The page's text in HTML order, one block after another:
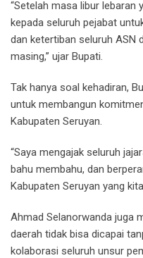
“Setelah masa libur lebaran
kepada seluruh pejabat
dan ketertiban seluruh ASN
masing,” ujar Bupati.
Tak hanya soal kehadiran,
untuk membangun
Kabupaten Seruyan.
“Saya mengajak seluruh
bahu membahu, dan
Kabupaten Seruyan yang
Ahmad Selanorwanda juga
daerah tidak bisa dicapai
kolaborasi seluruh unsur